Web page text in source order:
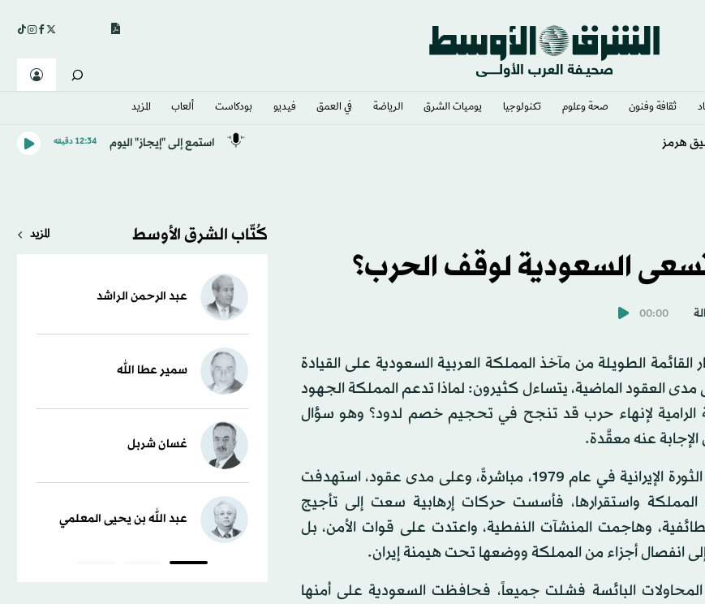
ثقافة وفنون صحة وعلوم تكنولوجيا يوميات الشرق​ الرياضة في العمق فيديو بودكاست ألعاب المزيد
استمع إلى "إيجاز" اليوم 12:34 دقيقه
تسعى السعودية لوقف الحرب؟
00:00
القائمة الطويلة من مآخذ المملكة العربية السعودية على القيادة
مدى العقود الماضية، يتساءل كثيرون: لماذا تدعم المملكة الجهود
الرامية لإنهاء حرب قد تنجح في تحجيم خصم لدود؟ وهو سؤال
عنه معقَّدة.
فبعد نجاح الثورة الإيرانية في عام 1979، مباشرةً، وعلى مدى عقود، استهدفت
واستقرارها، فأسست حركات إرهابية سعت إلى تأجيج
وهاجمت المنشآت النفطية، واعتدت على قوات الأمن، بل
انفصال أجزاء من المملكة ووضعها تحت هيمنة إيران.
البائسة فشلت جميعاً، فحافظت السعودية على أمنها
كُتّاب الشرق الأوسط المزيد
عبد الرحمن الراشد
سمير عطا الله
غسان شربل
عبد الله بن يحيى المعلمي